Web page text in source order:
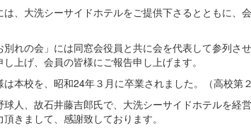
、大洗シーサイドホテルをご提供下さるとともに、
れの会」には同窓会役員と共に会を代表して参列さ
上げ、会員の皆様にご報告申し上げます。
本校を、昭和24年３月に卒業されました。（高校第２
人、故石井藤吉郎氏で、大洗シーサイドホテルを経
ご協力頂きまして、感謝